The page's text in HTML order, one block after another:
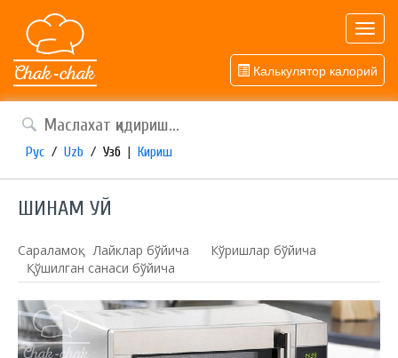
Калькулятор калорий
Рус / Uzb / Узб | Кириш
ШИНАМ УЙ
Сараламоқ: Лайклар бўйича
Кўришлар бўйича
Қўшилган санаси бўйича